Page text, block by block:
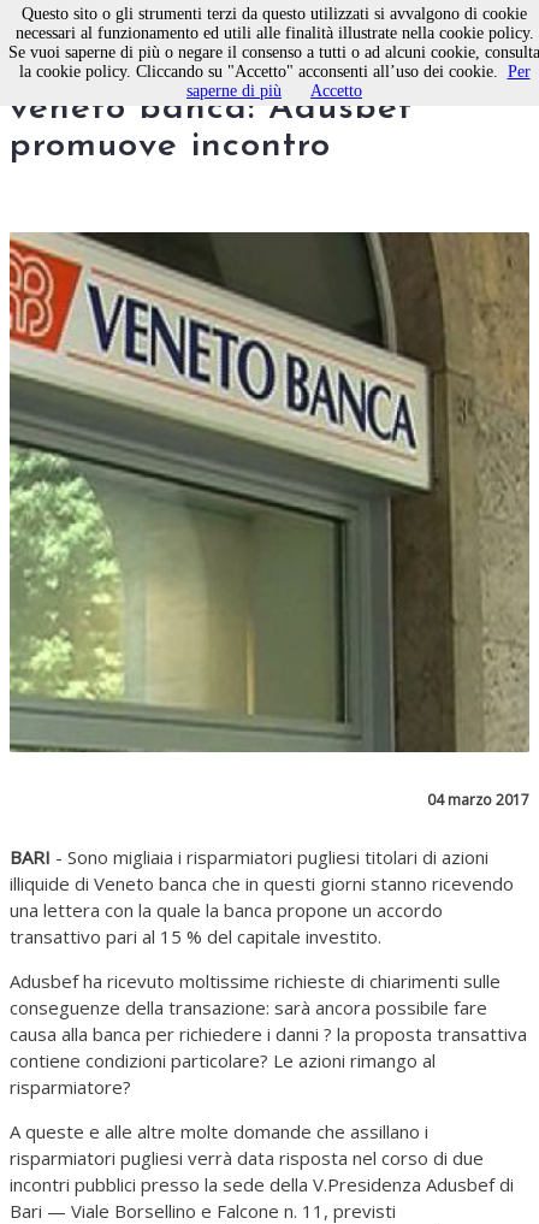
Proposta transattiva azionisti
veneto banca: Adusbef
promuove incontro
04 marzo 2017
BARI - Sono migliaia i risparmiatori pugliesi titolari di azioni
illiquide di Veneto banca che in questi giorni stanno ricevendo
una lettera con la quale la banca propone un accordo
transattivo pari al 15 % del capitale investito.
Adusbef ha ricevuto moltissime richieste di chiarimenti sulle
conseguenze della transazione: sarà ancora possibile fare
causa alla banca per richiedere i danni ? la proposta transattiva
contiene condizioni particolare? Le azioni rimango al
risparmiatore?
A queste e alle altre molte domande che assillano i
risparmiatori pugliesi verrà data risposta nel corso di due
incontri pubblici presso la sede della V.Presidenza Adusbef di
Bari — Viale Borsellino e Falcone n. 11, previsti
Questo sito o gli strumenti terzi da questo utilizzati si avvalgono di cookie
necessari al funzionamento ed utili alle finalità illustrate nella cookie policy.
Se vuoi saperne di più o negare il consenso a tutti o ad alcuni cookie, consulta
la cookie policy. Cliccando su "Accetto" acconsenti all’uso dei cookie. Per
saperne di più
Accetto